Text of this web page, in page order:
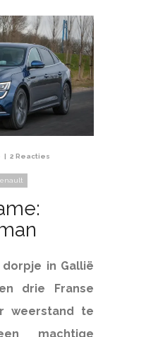
2 Reacties
in Gallië
drie Franse
weerstand te
machtige